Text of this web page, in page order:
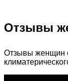
Отзывы
Отзывы женщин